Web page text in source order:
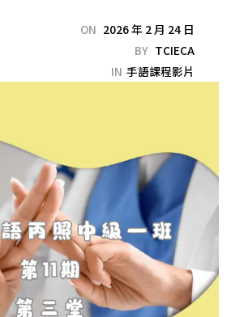
ON 2026 年 2 月 24 日
BY TCIECA
IN 手語課程影片